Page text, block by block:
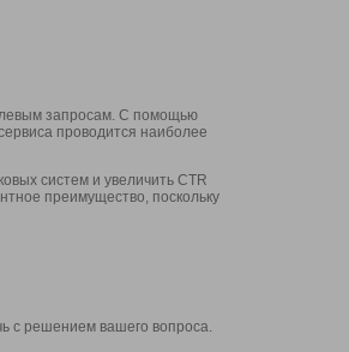
запросам. С помощью
проводится наиболее
систем и увеличить CTR
преимущество, поскольку
с решением вашего вопроса.